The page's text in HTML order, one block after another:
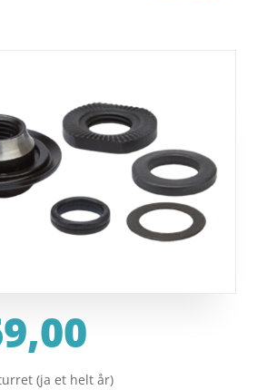
(ja et helt år)